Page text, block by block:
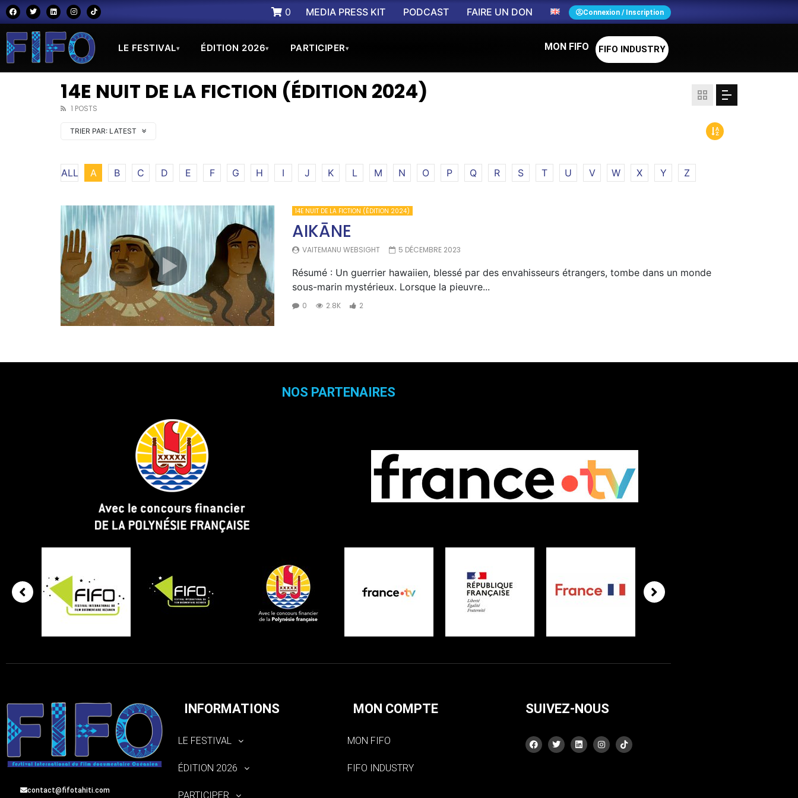
0 MEDIA PRESS KIT PODCAST FAIRE UN DON Connexion / Inscription
LE FESTIVAL▾ ÉDITION 2026▾ PARTICIPER▾ MON FIFO FIFO INDUSTRY
14E NUIT DE LA FICTION (ÉDITION 2024)
1 POSTS
TRIER PAR: LATEST
ALL A B C D E F G H I J K L M N O P Q R S T U V W X Y Z
14E NUIT DE LA FICTION (ÉDITION 2024)
AIKĀNE
VAITEMANU WEBSIGHT 5 DÉCEMBRE 2023
Résumé : Un guerrier hawaiien, blessé par des envahisseurs étrangers, tombe dans un monde
sous-marin mystérieux. Lorsque la pieuvre...
0 2.8K 2
NOS PARTENAIRES
contact@fifotahiti.com
INFORMATIONS
LE FESTIVAL
ÉDITION 2026
PARTICIPER
MON COMPTE
MON FIFO
FIFO INDUSTRY
SUIVEZ-NOUS